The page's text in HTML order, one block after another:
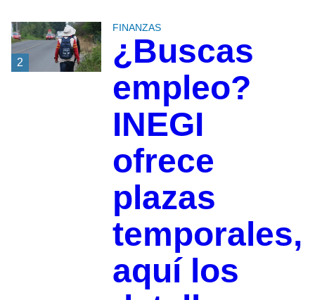
2
FINANZAS
¿Buscas
empleo?
INEGI
ofrece
plazas
temporales,
aquí los